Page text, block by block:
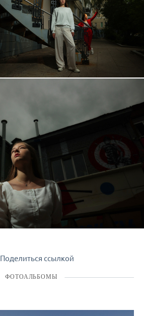
Поделиться ссылкой
ФОТОАЛЬБОМЫ